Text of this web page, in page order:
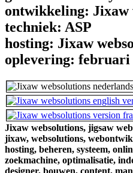
ontwikkeling: Jixaw
techniek: ASP
hosting: Jixaw
oplevering: februari
Jixaw websolutions, jigsaw
jixaw, websolutions,
hosting, beheren, systeem,
zoekmachine, optimalisatie,